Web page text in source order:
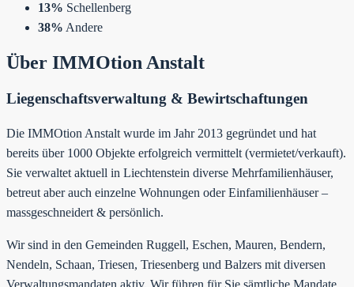
13% Schellenberg
38% Andere
Über IMMOtion Anstalt
Liegenschaftsverwaltung & Bewirtschaftungen
Die IMMOtion Anstalt wurde im Jahr 2013 gegründet und hat
bereits über 1000 Objekte erfolgreich vermittelt (vermietet/verkauft).
Sie verwaltet aktuell in Liechtenstein diverse Mehrfamilienhäuser,
betreut aber auch einzelne Wohnungen oder Einfamilienhäuser –
massgeschneidert & persönlich.
Wir sind in den Gemeinden Ruggell, Eschen, Mauren, Bendern,
Nendeln, Schaan, Triesen, Triesenberg und Balzers mit diversen
Verwaltungsmandaten aktiv. Wir führen für Sie sämtliche Mandate